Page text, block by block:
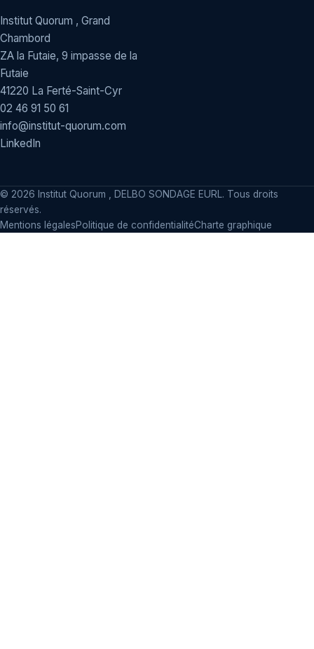
Institut Quorum , Grand
Chambord
ZA la Futaie, 9 impasse de la
Futaie
41220 La Ferté-Saint-Cyr
02 46 91 50 61
info@institut-quorum.com
LinkedIn
© 2026 Institut Quorum , DELBO SONDAGE EURL. Tous droits
réservés.
Mentions légalesPolitique de confidentialitéCharte graphique